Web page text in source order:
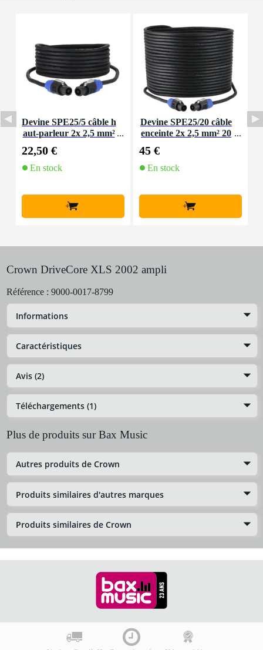
Devine SPE25/5 câble h
aut-parleur 2x 2,5 mm²
22,50 €
En stock
+
Devine SPE25/20 câble
enceinte 2x 2,5 mm² 20
45 €
En stock
+
Crown DriveCore XLS 2002 ampli
Référence : 9000-0017-8799
Informations
Caractéristiques
Avis (2)
Téléchargements (1)
Plus de produits sur Bax Music
Autres produits de Crown
Produits similaires d'autres marques
Produits similaires de Crown